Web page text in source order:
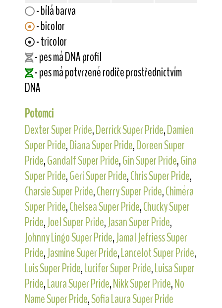
- bílá barva
- bicolor
- tricolor
- pes má DNA profil
- pes má potvrzené rodiče prostřednictvím
DNA
Potomci
Dexter Super Pride,Derrick Super Pride,Damien
Super Pride,Diana Super Pride,Doreen Super
Pride,Gandalf Super Pride,Gin Super Pride,Gina
Super Pride,Geri Super Pride,Chris Super Pride,
Charsie Super Pride,Cherry Super Pride,Chiméra
Super Pride,Chelsea Super Pride,Chucky Super
Pride,Joel Super Pride,Jasan Super Pride,
Johnny Lingo Super Pride,Jamal Jefriess Super
Pride,Jasmine Super Pride,Lancelot Super Pride,
Luis Super Pride,Lucifer Super Pride,Luisa Super
Pride,Laura Super Pride,Nikk Super Pride,No
Name Super Pride,Sofia Laura Super Pride